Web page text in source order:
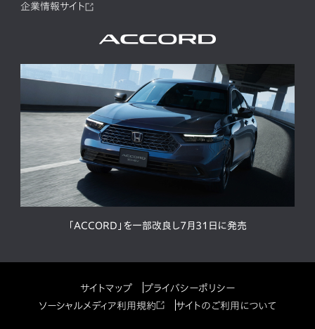
企業情報サイト
「ACCORD」を一部改良し7月31日に発売
サイトマップ
プライバシーポリシー
ソーシャルメディア利用規約
サイトのご利用について